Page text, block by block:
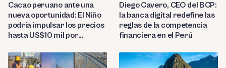
Cacao peruano ante una
nueva oportunidad: El Niño
podría impulsar los precios
hasta US$10 mil por
Diego Cavero, CEO del BCP:
la banca digital redefine las
reglas de la competencia
financiera en el Perú